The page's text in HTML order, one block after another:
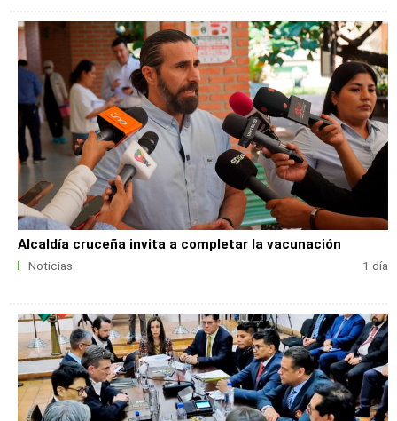
Alcaldía cruceña invita a completar la vacunación
Noticias 1 día